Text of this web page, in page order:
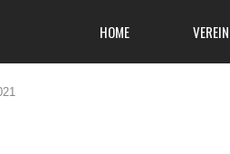
HOME VEREIN